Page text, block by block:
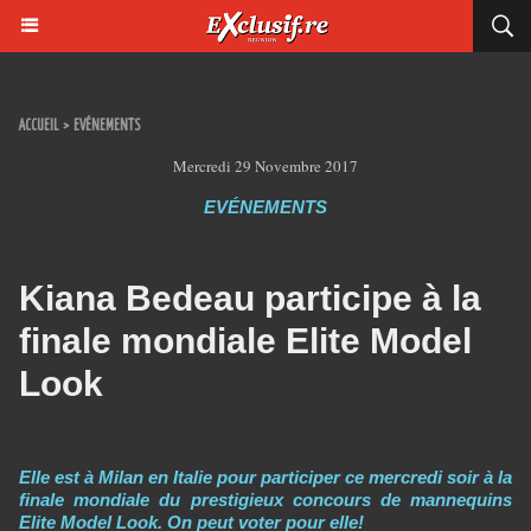
ACCUEIL > EVÉNEMENTS
Mercredi 29 Novembre 2017
EVÉNEMENTS
Kiana Bedeau participe à la
finale mondiale Elite Model
Look
Elle est à Milan en Italie pour participer ce mercredi soir à la
finale mondiale du prestigieux concours de mannequins
Elite Model Look. On peut voter pour elle!